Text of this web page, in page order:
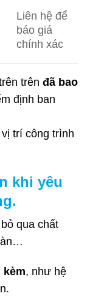
Liên hệ để
báo giá
chính xác
trên đã bao
định ban
trí công trình
khi yêu
qua chất
kèm, như hệ